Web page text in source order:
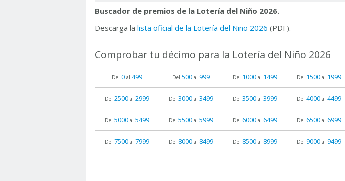
Buscador de premios de la Lotería del Niño 2026.
Descarga la lista oficial de la Lotería del Niño 2026 (PDF).
Comprobar tu décimo para la Lotería del Niño 2026
Del 0 al 499 Del 500 al 999 Del 1000 al 1499 Del 1500 al 1999
Del 2500 al 2999 Del 3000 al 3499 Del 3500 al 3999 Del 4000 al 4499
Del 5000 al 5499 Del 5500 al 5999 Del 6000 al 6499 Del 6500 al 6999
Del 7500 al 7999 Del 8000 al 8499 Del 8500 al 8999 Del 9000 al 9499